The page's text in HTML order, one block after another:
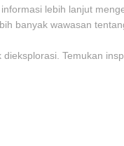
lebih lanjut
banyak wawasan
Temukan